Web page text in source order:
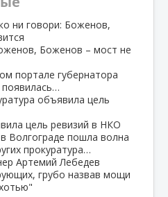
ни говори: Боженов,
портале губернатора
объявила цель
Волгограде пошла волна
прокуратура…
Артемий Лебедев
грубо назвав мощи